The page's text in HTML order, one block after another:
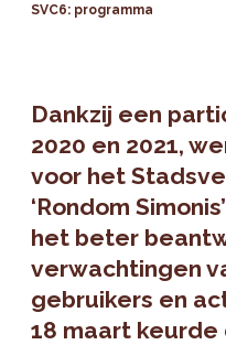
SVC6: programma
Dankzij een
2020 en 2021,
voor het
‘Rondom
het beter
verwachtingen
gebruikers en
18 maart keurde